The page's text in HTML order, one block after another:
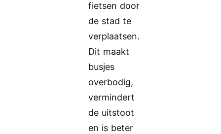
fietsen door
de stad te
verplaatsen.
Dit maakt
busjes
overbodig,
vermindert
de uitstoot
en is beter